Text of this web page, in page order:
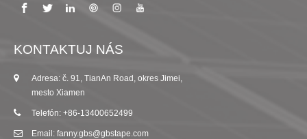
KONTAKTUJ NÁS
Adresa: č. 91, TianAn Road, okres Jimei,
mesto Xiamen
Telefón: +86-13400652499
Email: fanny.gbs@gbstape.com